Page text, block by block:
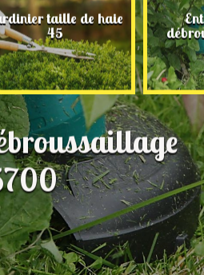
taille de haie
45